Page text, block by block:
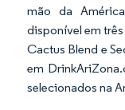
mão da
disponível em três
Cactus Blend e
em
selecionados na